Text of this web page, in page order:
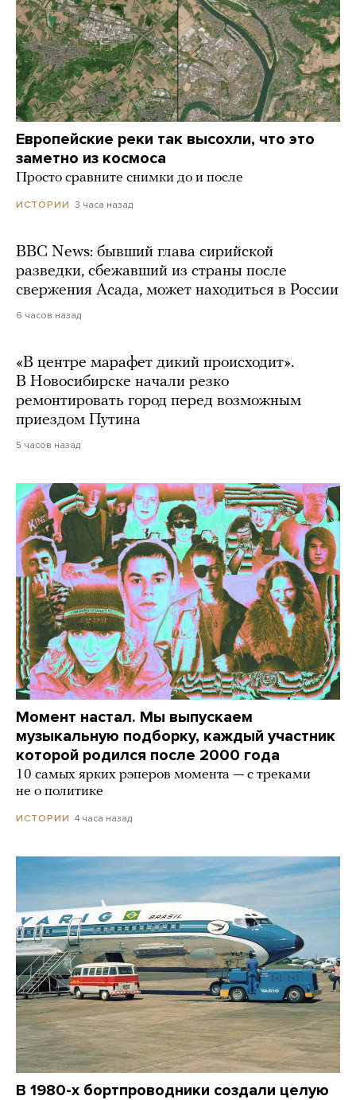
Европейские реки так высохли, что это
заметно из космоса
Просто сравните снимки до и после
ИСТОРИИ 3 часа назад
BBC News: бывший глава сирийской
разведки, сбежавший из страны после
свержения Асада, может находиться в России
6 часов назад
«В центре марафет дикий происходит».
В Новосибирске начали резко
ремонтировать город перед возможным
приездом Путина
5 часов назад
Момент настал. Мы выпускаем
музыкальную подборку, каждый участник
которой родился после 2000 года
10 самых ярких рэперов момента — с треками
не о политике
ИСТОРИИ 4 часа назад
В 1980-х бортпроводники создали целую